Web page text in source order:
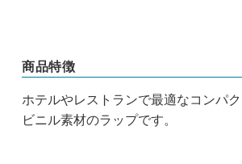
商品特徴
ホテルやレストランで最適なコンパ
ビニル素材のラップです。